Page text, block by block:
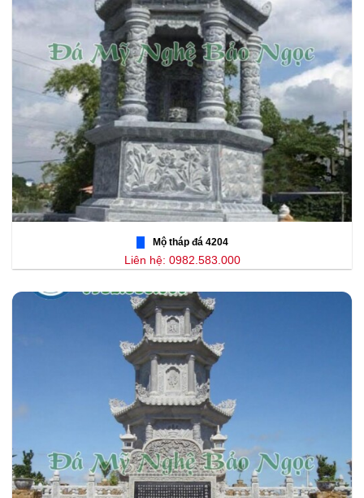
Mộ tháp đá 4204
Liên hệ: 0982.583.000